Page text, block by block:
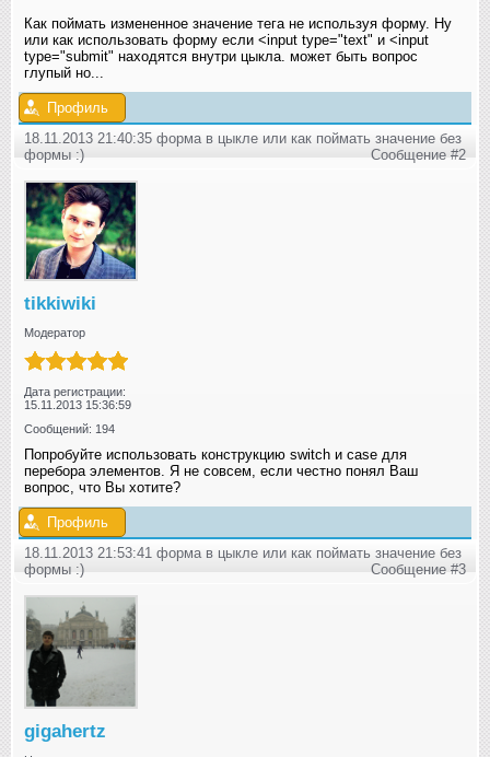
Как поймать измененное значение тега не используя форму. Ну
или как использовать форму если <input type="text" и <input
type="submit" находятся внутри цыкла. может быть вопрос
глупый но...
Профиль
18.11.2013 21:40:35 форма в цыкле или как поймать значение без
формы :)
Сообщение #2
tikkiwiki
Модератор
Дата регистрации:
15.11.2013 15:36:59
Сообщений: 194
Попробуйте использовать конструкцию switch и case для
перебора элементов. Я не совсем, если честно понял Ваш
вопрос, что Вы хотите?
Профиль
18.11.2013 21:53:41 форма в цыкле или как поймать значение без
формы :)
Сообщение #3
gigahertz